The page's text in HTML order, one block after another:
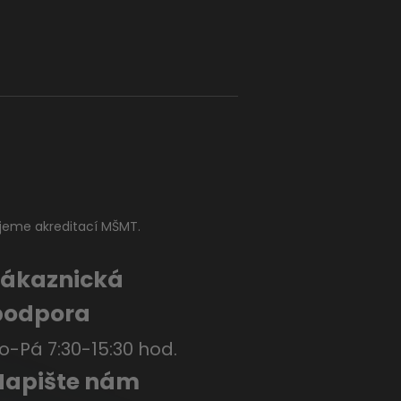
akreditací MŠMT.
Pá 7:30-15:30 hod.
nám